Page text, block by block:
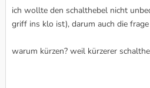
ich wollte den schalthebel nicht
griff ins klo ist), darum auch die
warum kürzen? weil kürzerer